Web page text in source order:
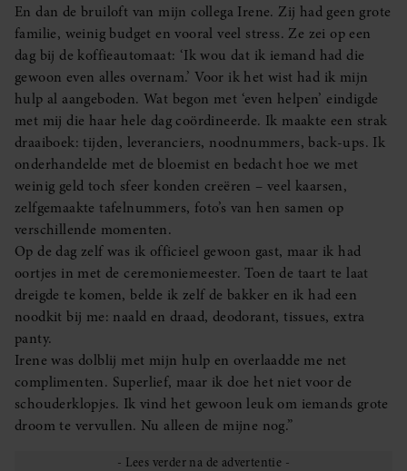
En dan de bruiloft van mijn collega Irene. Zij had geen grote
familie, weinig budget en vooral veel stress. Ze zei op een
dag bij de koffieautomaat: ‘Ik wou dat ik iemand had die
gewoon even alles overnam.’ Voor ik het wist had ik mijn
hulp al aangeboden. Wat begon met ‘even helpen’ eindigde
met mij die haar hele dag coördineerde. Ik maakte een strak
draaiboek: tijden, leveranciers, noodnummers, back-ups. Ik
onderhandelde met de bloemist en bedacht hoe we met
weinig geld toch sfeer konden creëren – veel kaarsen,
zelfgemaakte tafelnummers, foto’s van hen samen op
verschillende momenten.
Op de dag zelf was ik officieel gewoon gast, maar ik had
oortjes in met de ceremoniemeester. Toen de taart te laat
dreigde te komen, belde ik zelf de bakker en ik had een
noodkit bij me: naald en draad, deodorant, tissues, extra
panty.
Irene was dolblij met mijn hulp en overlaadde me net
complimenten. Superlief, maar ik doe het niet voor de
schouderklopjes. Ik vind het gewoon leuk om iemands grote
droom te vervullen. Nu alleen de mijne nog.”